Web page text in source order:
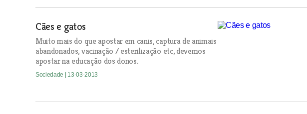
Cães e gatos
Muito mais do que apostar em canis, captura de animais
abandonados, vacinação / esterilização etc, devemos
apostar na educação dos donos.
Sociedade | 13-03-2013